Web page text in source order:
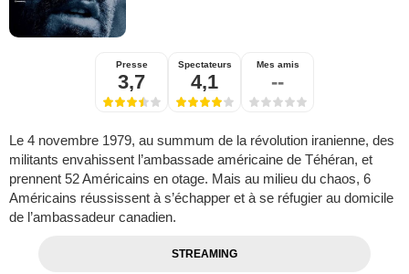
Presse
3,7
Spectateurs
4,1
Mes amis
--
Le 4 novembre 1979, au summum de la révolution iranienne, des
militants envahissent l’ambassade américaine de Téhéran, et
prennent 52 Américains en otage. Mais au milieu du chaos, 6
Américains réussissent à s’échapper et à se réfugier au domicile
de l’ambassadeur canadien.
STREAMING